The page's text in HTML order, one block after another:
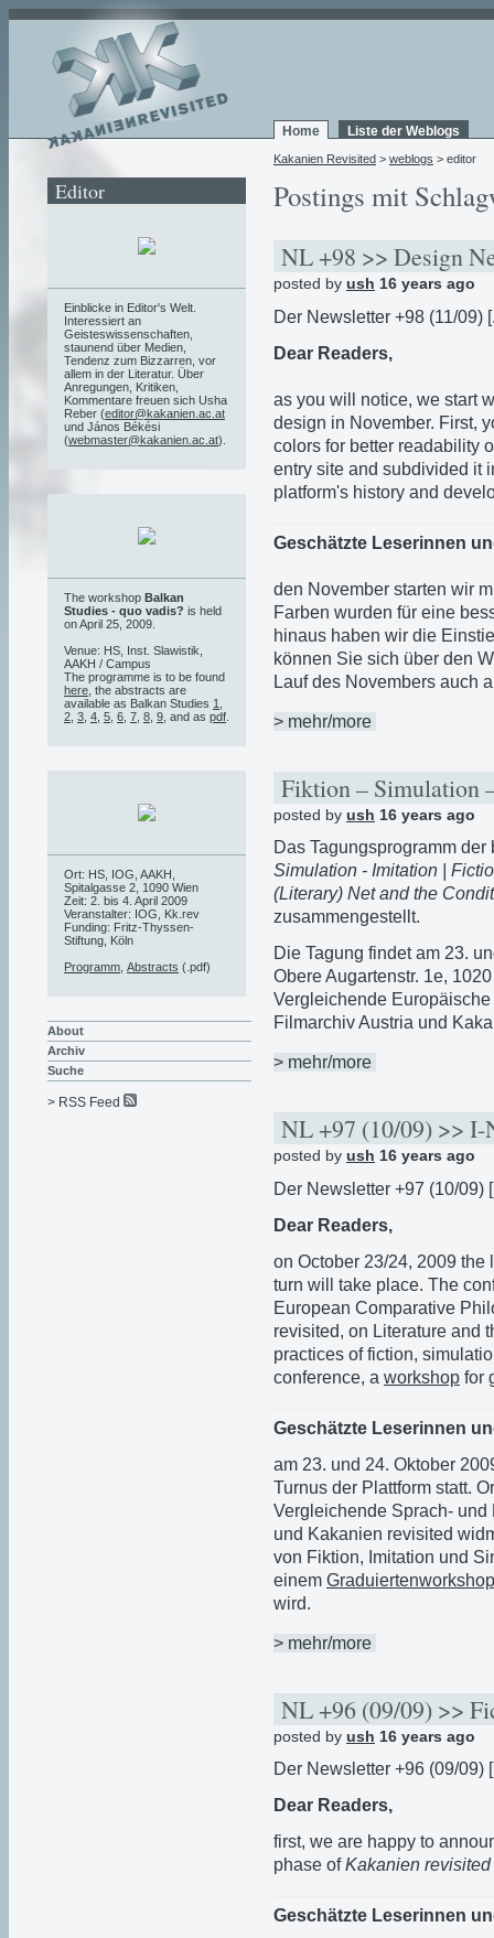
Home Liste der Weblogs
Kakanien Revisited > weblogs > editor
Postings mit
NL +98 >> Design
posted by ush 16 years ago
Der Newsletter +98 (11/09)
Dear Readers,
as you will notice, we start
design in November. First,
colors for better readability
entry site and subdivided it
platform's history and
Geschätzte Leserinnen
den November starten wir
Farben wurden für eine
hinaus haben wir die
können Sie sich über den
Lauf des Novembers auch
> mehr/more
Fiktion – Simulation
posted by ush 16 years ago
Das Tagungsprogramm
Simulation - Imitation |
(Literary) Net and the
zusammengestellt.
Die Tagung findet am 23.
Obere Augartenstr. 1e,
Vergleichende
Filmarchiv Austria und
> mehr/more
NL +97 (10/09) >>
posted by ush 16 years ago
Der Newsletter +97 (10/09)
Dear Readers,
on October 23/24, 2009
turn will take place. The
European Comparative
revisited, on Literature and
practices of fiction,
conference, a workshop for
Geschätzte Leserinnen
am 23. und 24. Oktober
Turnus der Plattform statt.
Vergleichende Sprach-
und Kakanien revisited
von Fiktion, Imitation und
einem Graduiertenworkshop
wird.
> mehr/more
NL +96 (09/09) >>
posted by ush 16 years ago
Der Newsletter +96 (09/09)
Dear Readers,
first, we are happy to
phase ofKakanien revisited
Geschätzte Leserinnen
Editor
Einblicke in Editor's Welt.
Interessiert an
Geisteswissenschaften,
staunend über Medien,
Tendenz zum Bizzarren, vor
allem in der Literatur. Über
Anregungen, Kritiken,
Kommentare freuen sich Usha
Reber (editor@kakanien.ac.at
und János Békési
(webmaster@kakanien.ac.at).
The workshop Balkan
Studies - quo vadis? is held
on April 25, 2009.
Venue: HS, Inst. Slawistik,
AAKH / Campus
The programme is to be found
here , the abstracts are
available as Balkan Studies 1
2 3 4 5 6 7 8 9 , and as pdf
Ort: HS, IOG, AAKH,
Spitalgasse 2, 1090 Wien
Zeit: 2. bis 4. April 2009
Veranstalter: IOG, Kk.rev
Funding: Fritz-Thyssen-
Stiftung, Köln
Programm Abstracts (.pdf)
About
Archiv
Suche
> RSS Feed